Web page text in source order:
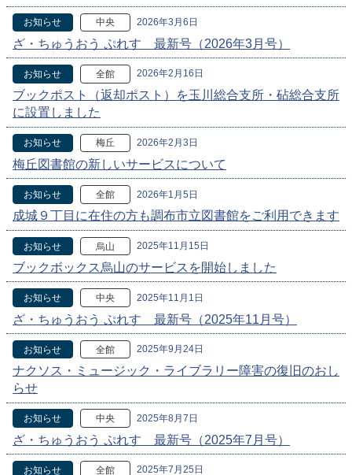
お知らせ 中央 2026年3月6日
ざ・ちゅうおう ぷれす 最新号（2026年3月号）
お知らせ 全館 2026年2月16日
ブックポスト（返却ポスト）を玉川総合支所・砧総合支所
に設置しました
お知らせ 梅丘 2026年2月3日
梅丘図書館の新しいサービスについて
お知らせ 全館 2026年1月5日
成城９丁目に在住の方も調布市立図書館をご利用できます
お知らせ 烏山 2025年11月15日
ブックボックス烏山のサービスを開始しました
お知らせ 中央 2025年11月1日
ざ・ちゅうおう ぷれす 最新号（2025年11月号）
お知らせ 全館 2025年9月24日
ナクソス・ミュージック・ライブラリー障害の復旧のおし
らせ
お知らせ 中央 2025年8月7日
ざ・ちゅうおう ぷれす 最新号（2025年7月号）
お知らせ 全館 2025年7月25日